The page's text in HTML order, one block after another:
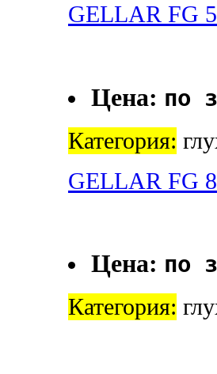
GELLAR FG
Цена: по
Категория:
GELLAR FG
Цена: по
Категория: